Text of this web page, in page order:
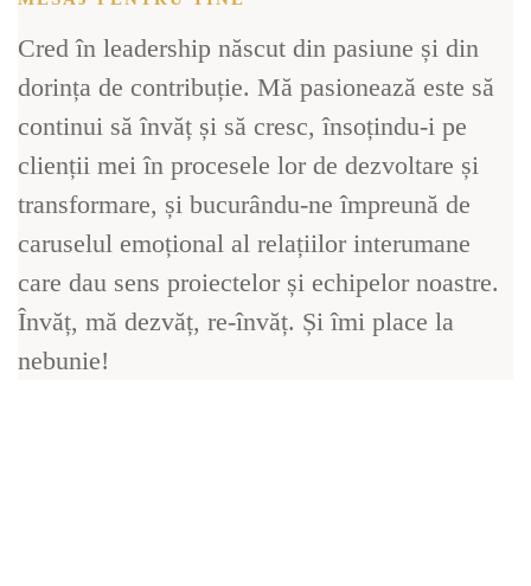
Cred în leadership născut din pasiune și din
dorința de contribuție. Mă pasionează este să
continui să învăț și să cresc, însoțindu-i pe
clienții mei în procesele lor de dezvoltare și
transformare, și bucurându-ne împreună de
caruselul emoțional al relațiilor interumane
care dau sens proiectelor și echipelor noastre.
Învăț, mă dezvăț, re-învăț. Și îmi place la
nebunie!